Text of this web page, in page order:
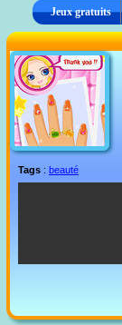
Jeux gratuits
Tags : beauté